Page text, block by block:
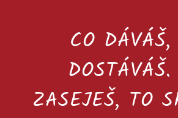
CO
ZASEJEŠ, TO